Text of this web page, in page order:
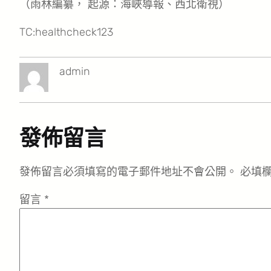
（雨林編纂， 起源：海峽導報、西北衛視）
TC:healthcheck123
admin
發佈留言
發佈留言必須填寫的電子郵件地址不會公開。 必填
留言 *